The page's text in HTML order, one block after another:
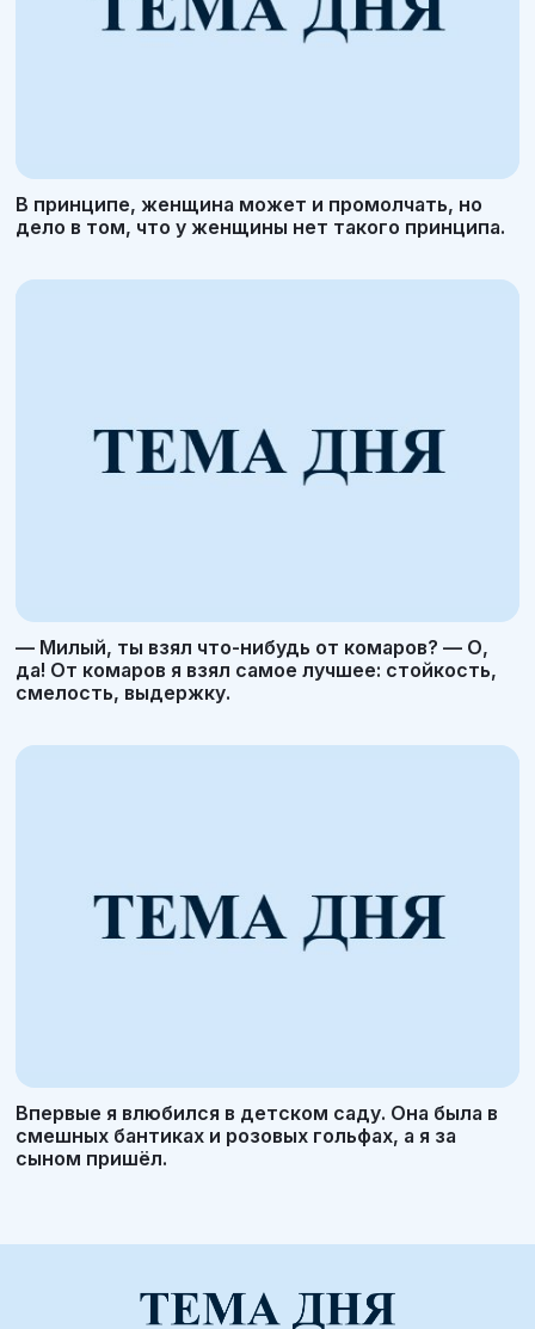
В принципе, женщина может и промолчать, но
дело в том, что у женщины нет такого принципа.
— Милый, ты взял что-нибудь от комаров? — О,
да! От комаров я взял самое лучшее: стойкость,
смелость, выдержку.
Впервые я влюбился в детском саду. Она была в
смешных бантиках и розовых гольфах, а я за
сыном пришёл.